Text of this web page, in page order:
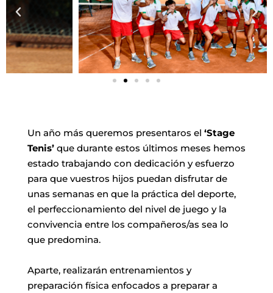
Un año más queremos presentaros el ‘Stage
Tenis’que durante estos últimos meses hemos
estado trabajando con dedicación y esfuerzo
para que vuestros hijos puedan disfrutar de
unas semanas en que la práctica del deporte,
el perfeccionamiento del nivel de juego y la
convivencia entre los compañeros/as sea lo
que predomina.
Aparte, realizarán entrenamientos y
preparación física enfocados a preparar a